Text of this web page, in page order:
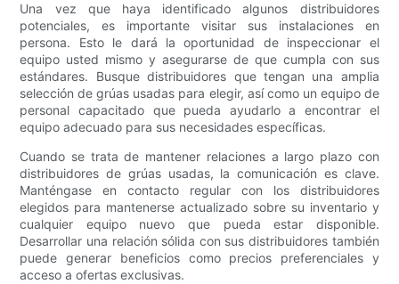
Una vez que haya identificado algunos distribuidores
potenciales, es importante visitar sus instalaciones en
persona. Esto le dará la oportunidad de inspeccionar el
equipo usted mismo y asegurarse de que cumpla con sus
estándares. Busque distribuidores que tengan una amplia
selección de grúas usadas para elegir, así como un equipo de
personal capacitado que pueda ayudarlo a encontrar el
equipo adecuado para sus necesidades específicas.
Cuando se trata de mantener relaciones a largo plazo con
distribuidores de grúas usadas, la comunicación es clave.
Manténgase en contacto regular con los distribuidores
elegidos para mantenerse actualizado sobre su inventario y
cualquier equipo nuevo que pueda estar disponible.
Desarrollar una relación sólida con sus distribuidores también
puede generar beneficios como precios preferenciales y
acceso a ofertas exclusivas.